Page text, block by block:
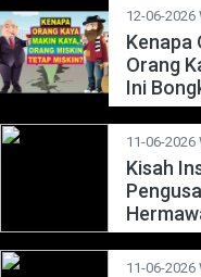
12-06-2026
Kenapa
Orang
Ini
11-06-2026
Kisah
11-06-2026